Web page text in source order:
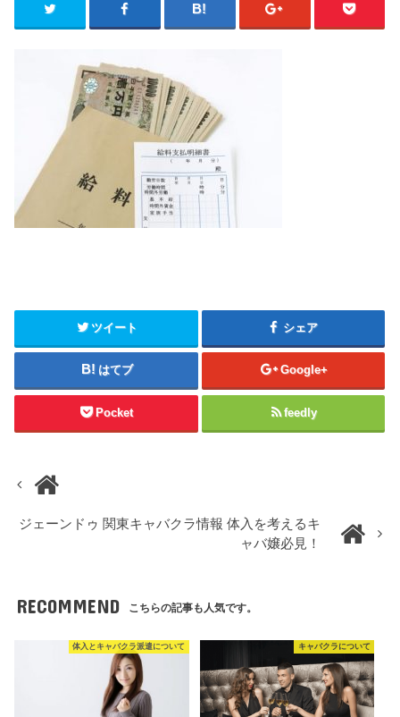
ツイート シェア
はてブ Google+
Pocket feedly
ジェーンドゥ 関東キャバクラ情報 体入を考えるキ
ャバ嬢必見！
RECOMMEND こちらの記事も人気です。
体入とキャバクラ派遣について キャバクラについて